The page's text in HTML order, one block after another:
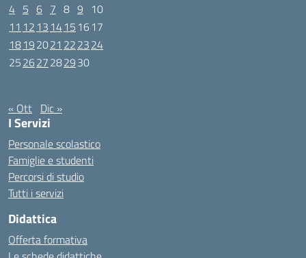
4 5 6 7 8 9 10
11 12 13 1415 1617
18192021 222324
252627282930
« Ott Dic »
I Servizi
Personale scolastico
Famiglie e studenti
Percorsi di studio
Tutti i servizi
Didattica
Offerta formativa